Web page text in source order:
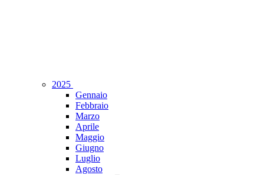
2025
Gennaio
Febbraio
Marzo
Aprile
Maggio
Giugno
Luglio
Agosto